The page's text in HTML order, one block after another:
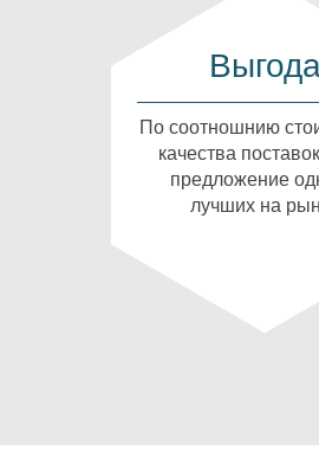
По соотношнию
качества
предложение
лучших на